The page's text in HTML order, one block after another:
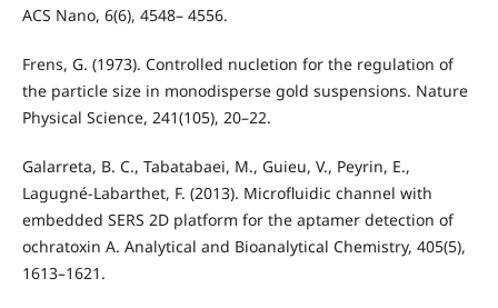
ACS Nano, 6(6), 4548– 4556.
Frens, G. (1973). Controlled nucletion for the regulation of
the particle size in monodisperse gold suspensions. Nature
Physical Science, 241(105), 20–22.
Galarreta, B. C., Tabatabaei, M., Guieu, V., Peyrin, E.,
Lagugné-Labarthet, F. (2013). Microfluidic channel with
embedded SERS 2D platform for the aptamer detection of
ochratoxin A. Analytical and Bioanalytical Chemistry, 405(5),
1613–1621.